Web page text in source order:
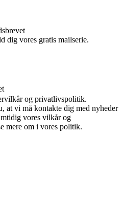
dig vores gratis mailserie.
og privatlivspolitik.
at vi må kontakte dig med nyheder
vores vilkår og
mere om i vores politik.